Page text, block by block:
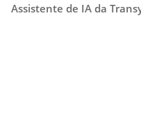
Assistente de IA da